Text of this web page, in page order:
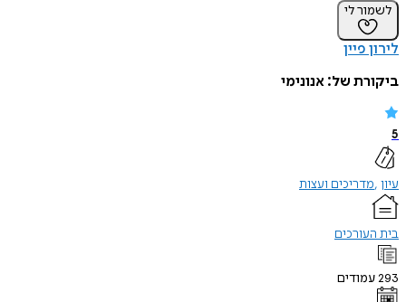
לשמור לי
לירון פיין
ביקורת של: אנונימי
5
עיון מדריכים ועצות
בית העורכים
293עמודים